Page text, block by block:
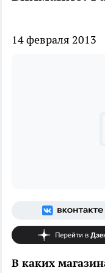
14 февраля 2013
В каких